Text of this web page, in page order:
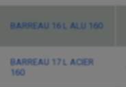
BARREAU 16 L ALU 160
BARREAU 17 L ACIER
160